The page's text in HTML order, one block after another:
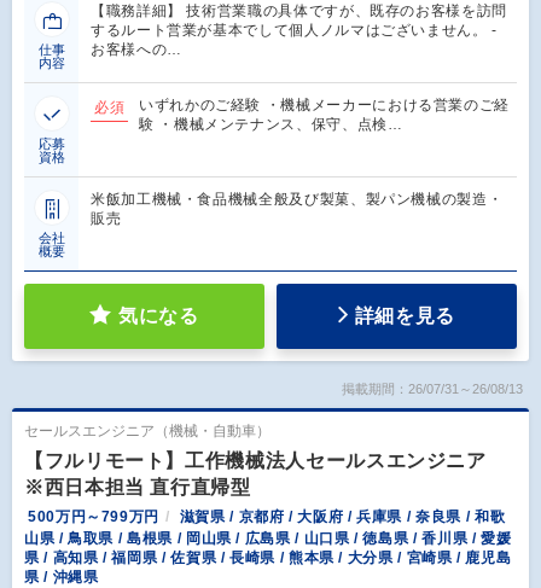
仕事
内容
【職務詳細】 技術営業職の具体ですが、既存のお客様を訪問
するルート営業が基本でして個人ノルマはございません。 -
お客様への…
応募
資格
必須
いずれかのご経験 ・機械メーカーにおける営業のご経
験 ・機械メンテナンス、保守、点検…
会社
概要
米飯加工機械・食品機械全般及び製菓、製パン機械の製造・
販売
気になる 詳細を見る
掲載期間：26/07/31～26/08/13
セールスエンジニア（機械・自動車）
【フルリモート】工作機械法人セールスエンジニア
※西日本担当 直行直帰型
500万円～799万円
滋賀県 / 京都府 / 大阪府 / 兵庫県 / 奈良県 / 和歌
山県 / 鳥取県 / 島根県 / 岡山県 / 広島県 / 山口県 / 徳島県 / 香川県 / 愛媛
県 / 高知県 / 福岡県 / 佐賀県 / 長崎県 / 熊本県 / 大分県 / 宮崎県 / 鹿児島
県 / 沖縄県